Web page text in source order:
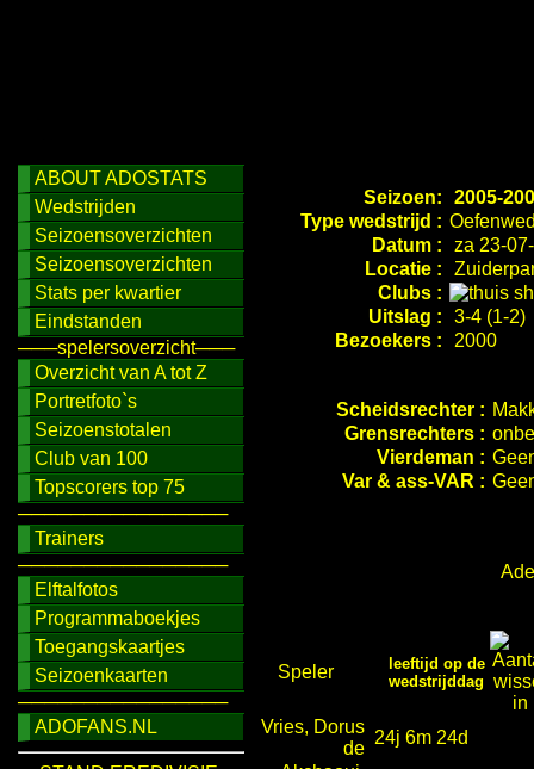
ABOUT ADOSTATS
Wedstrijden
Seizoensoverzichten
Seizoensoverzichten
Stats per kwartier
Eindstanden
───spelersoverzicht───
Overzicht van A tot Z
Portretfoto`s
Seizoenstotalen
Club van 100
Topscorers top 75
────────────────
Trainers
────────────────
Elftalfotos
Programmaboekjes
Toegangskaartjes
Seizoenkaarten
────────────────
ADOFANS.NL
Seizoen:
2005-
Type wedstrijd :
Datum :
za 23-
Locatie :
Clubs :
Uitslag :
3-4 (1-2)
Bezoekers :
2000
Scheidsrechter :
Grensrechters :
Vierdeman :
Var & ass-VAR :
Speler
leeftijd op de
wedstrijddag
Vries, Dorus
de
24j 6m 24d